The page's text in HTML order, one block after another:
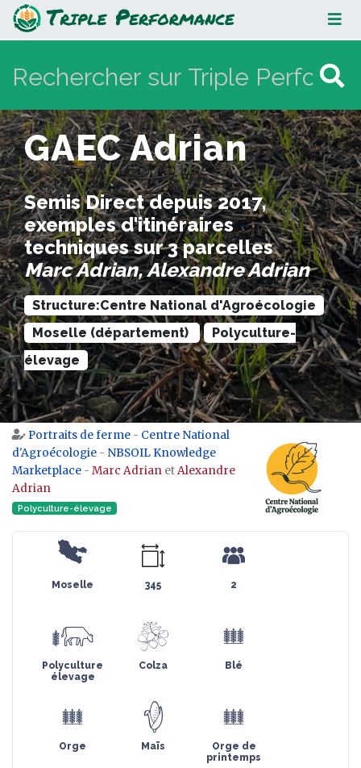
GAEC Adrian
GAEC Adrian
Semis Direct depuis 2017,
exemples d'itinéraires
techniques sur 3 parcelles
Marc Adrian, Alexandre Adrian
Structure:Centre National d'Agroécologie
Moselle (département)
Polyculture-
élevage
Aller à :navigation ,rechercher
Portraits de ferme - Centre National
d'Agroécologie - NBSOIL Knowledge
Marketplace - Marc Adrian etAlexandre
Adrian
Polyculture-élevage
Moselle 345 2
Polyculture
élevage
Colza Blé
Orge Maïs
Orge de
printemps